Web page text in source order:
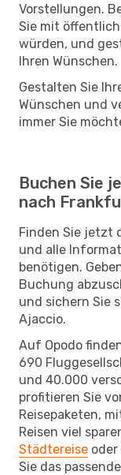
Vorstellungen.
Sie mit
würden, und
Ihren Wünschen.
Gestalten Sie
Wünschen und
immer Sie
Buchen Sie
nach
Finden Sie jetzt
und alle
benötigen.
Buchung
und sichern Sie
Ajaccio.
Auf Opodo
690
und 40.000
profitieren Sie
Reisepaketen,
Reisen viel
Städtereise
Sie das